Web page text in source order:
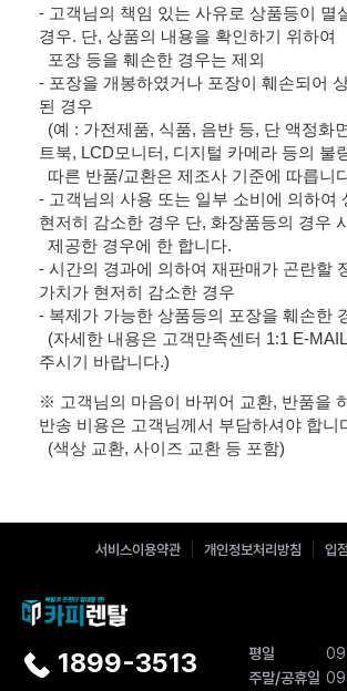
- 고객님의 책임 있는 사유로 상품등이 멸
경우. 단, 상품의 내용을 확인하기 위하여
포장 등을 훼손한 경우는 제외
- 포장을 개봉하였거나 포장이 훼손되어
된 경우
(예 : 가전제품, 식품, 음반 등, 단 액정화
트북, LCD모니터, 디지털 카메라 등의 불
따른 반품/교환은 제조사 기준에 따릅니
- 고객님의 사용 또는 일부 소비에 의하여
현저히 감소한 경우 단, 화장품등의 경우
제공한 경우에 한 합니다.
- 시간의 경과에 의하여 재판매가 곤란할
가치가 현저히 감소한 경우
- 복제가 가능한 상품등의 포장을 훼손한
(자세한 내용은 고객만족센터 1:1 E-
주시기 바랍니다.)
※ 고객님의 마음이 바뀌어 교환, 반품을
반송 비용은 고객님께서 부담하셔야 합니
(색상 교환, 사이즈 교환 등 포함)
서비스이용약관 개인정보처리방침 입
1899-3513 평일
주말/공휴일